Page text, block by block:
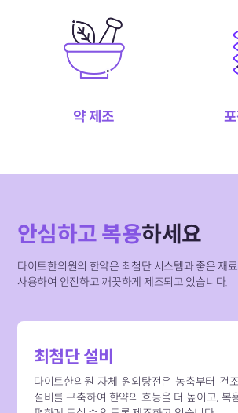
약 제조
안심하고 복용하세요
다이트한의원의 한약은 최첨단 시스템과 좋은 재
사용하여 안전하고 깨끗하게 제조되고 있습니다.
최첨단 설비
다이트한의원 자체 원외탕전은 농축부터 건
설비를 구축하여 한약의 효능을 더 높이고, 복